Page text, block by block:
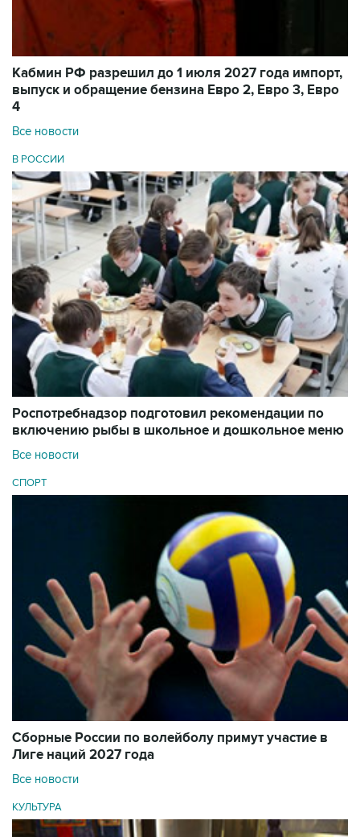
Кабмин РФ разрешил до 1 июля 2027 года импорт,
выпуск и обращение бензина Евро 2, Евро 3, Евро
4
Все новости
В РОССИИ
Роспотребнадзор подготовил рекомендации по
включению рыбы в школьное и дошкольное меню
Все новости
СПОРТ
Сборные России по волейболу примут участие в
Лиге наций 2027 года
Все новости
КУЛЬТУРА